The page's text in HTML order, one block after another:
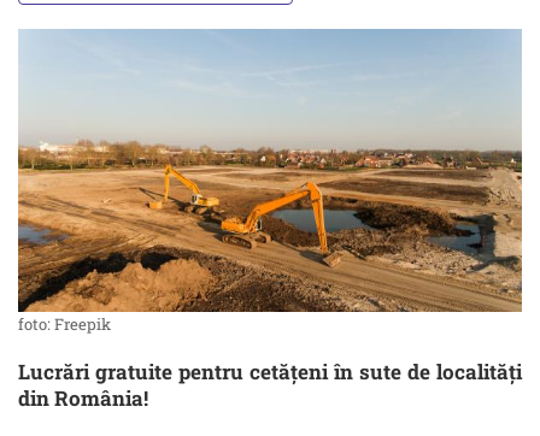
foto: Freepik
Lucrări gratuite pentru cetățeni în sute de localități
din România!